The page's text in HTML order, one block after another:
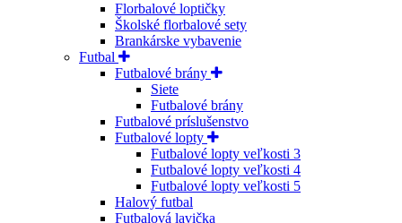
Florbalové loptičky
Školské florbalové sety
Brankárske vybavenie
Futbal
Futbalové brány
Siete
Futbalové brány
Futbalové príslušenstvo
Futbalové lopty
Futbalové lopty veľkosti 3
Futbalové lopty veľkosti 4
Futbalové lopty veľkosti 5
Halový futbal
Futbalová lavička